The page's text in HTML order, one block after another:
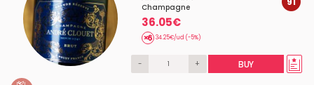
Champagne
36.05€
34.25€/ud (-5%)
- + BUY